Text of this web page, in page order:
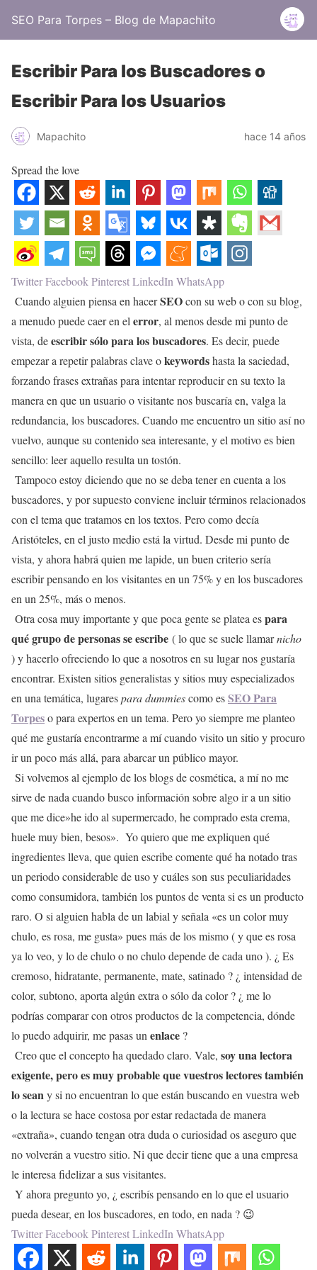
SEO Para Torpes – Blog de Mapachito
Escribir Para los Buscadores o
Escribir Para los Usuarios
Mapachito hace 14 años
Spread the love
TwitterFacebook PinterestLinkedIn WhatsApp
Cuando alguien piensa en hacerSEOcon su web o con su blog,
a menudo puede caer en el error, al menos desde mi punto de
vista, deescribir sólo para los buscadores. Es decir, puede
empezar a repetir palabras clave okeywordshasta la saciedad,
forzando frases extrañas para intentar reproducir en su texto la
manera en que un usuario o visitante nos buscaría en, valga la
redundancia, los buscadores. Cuando me encuentro un sitio así no
vuelvo, aunque su contenido sea interesante, y el motivo es bien
sencillo: leer aquello resulta un tostón.
Tampoco estoy diciendo que no se deba tener en cuenta a los
buscadores, y por supuesto conviene incluir términos relacionados
con el tema que tratamos en los textos. Pero como decía
Aristóteles, en el justo medio está la virtud. Desde mi punto de
vista, y ahora habrá quien me lapide, un buen criterio sería
escribir pensando en los visitantes en un 75% y en los buscadores
en un 25%, más o menos.
Otra cosa muy importante y que poca gente se platea espara
qué grupo de personas se escribe ( lo que se suele llamarnicho
) y hacerlo ofreciendo lo que a nosotros en su lugar nos gustaría
encontrar. Existen sitios generalistas y sitios muy especializados
en una temática, lugarespara dummiescomo esSEO Para
Torpeso para expertos en un tema. Pero yo siempre me planteo
qué me gustaría encontrarme a mí cuando visito un sitio y procuro
ir un poco más allá, para abarcar un público mayor.
Si volvemos al ejemplo de los blogs de cosmética, a mí no me
sirve de nada cuando busco información sobre algo ir a un sitio
que me dice»he ido al supermercado, he comprado esta crema,
huele muy bien, besos». Yo quiero que me expliquen qué
ingredientes lleva, que quien escribe comente qué ha notado tras
un periodo considerable de uso y cuáles son sus peculiaridades
como consumidora, también los puntos de venta si es un producto
raro. O si alguien habla de un labial y señala «es un color muy
chulo, es rosa, me gusta» pues más de los mismo ( y que es rosa
ya lo veo, y lo de chulo o no chulo depende de cada uno ). ¿ Es
cremoso, hidratante, permanente, mate, satinado ? ¿ intensidad de
color, subtono, aporta algún extra o sólo da color ? ¿ me lo
podrías comparar con otros productos de la competencia, dónde
lo puedo adquirir, me pasas un enlace ?
Creo que el concepto ha quedado claro. Vale, soy una lectora
exigente, pero es muy probable que vuestros lectores también
lo seany si no encuentran lo que están buscando en vuestra web
o la lectura se hace costosa por estar redactada de manera
«extraña», cuando tengan otra duda o curiosidad os aseguro que
no volverán a vuestro sitio. Ni que decir tiene que a una empresa
le interesa fidelizar a sus visitantes.
Y ahora pregunto yo, ¿ escribís pensando en lo que el usuario
pueda desear, en los buscadores, en todo, en nada ? 😉
TwitterFacebook PinterestLinkedIn WhatsApp